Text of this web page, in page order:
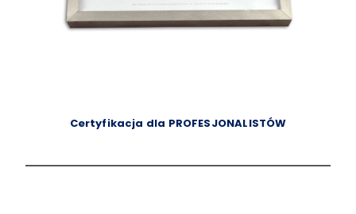
Certyfikacja dla PROFESJONALISTÓW